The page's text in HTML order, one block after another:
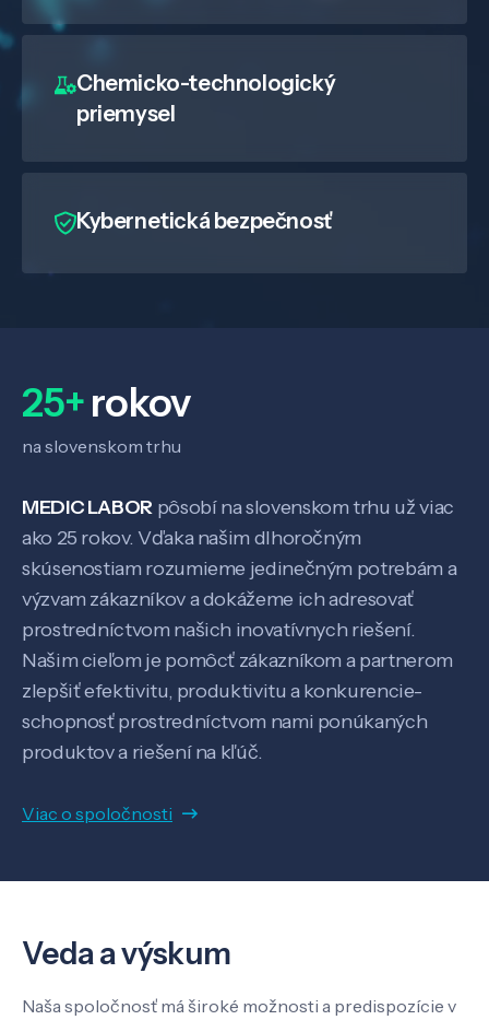
Veda a výskum
Chemicko-technologický
priemysel
Kybernetická bezpečnosť
25+rokov
na slovenskom trhu
MEDIC LABOR pôsobí na slovenskom trhu už viac
ako 25 rokov. Vďaka našim dlhoročným
skúsenostiam rozumieme jedinečným potrebám a
výzvam zákazníkov a dokážeme ich adresovať
prostredníctvom našich inovatívnych riešení.
Našim cieľom je pomôcť zákazníkom a partnerom
zlepšiť efektivitu, produktivitu a konkurencie-
schopnosť prostredníctvom nami ponúkaných
produktov a riešení na kľúč.
Viac o spoločnosti
Veda a výskum
Naša spoločnosť má široké možnosti a predispozície v